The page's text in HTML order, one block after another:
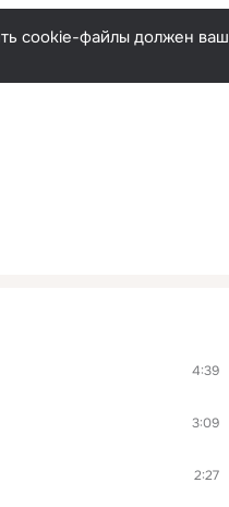
cookie-файлы должен ваш
4:39
3:09
2:27